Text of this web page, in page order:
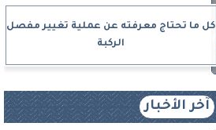
كل ما تحتاج معرفته عن عملية تغيير مفصل
الركبة
آخر الأخبار